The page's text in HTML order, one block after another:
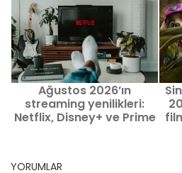
Ağustos 2026’ın
streaming yenilikleri:
Netflix, Disney+ ve Prime
YORUMLAR